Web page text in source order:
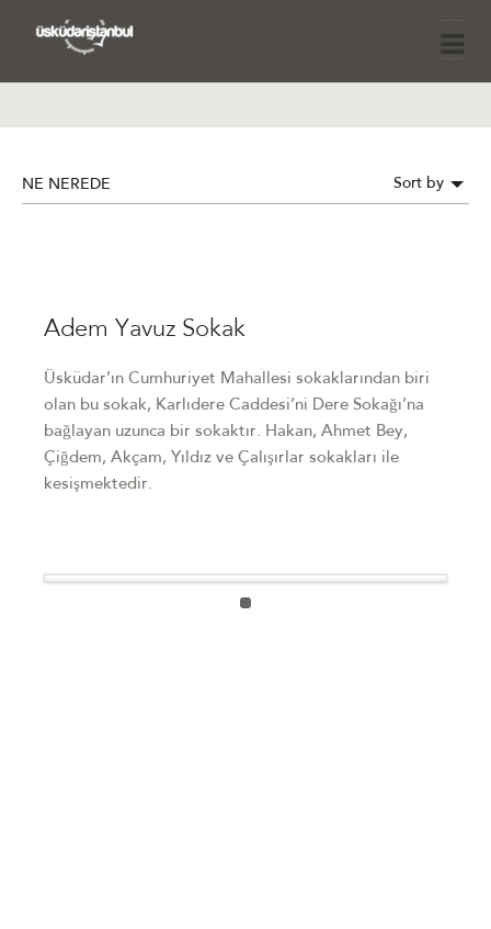
NE NEREDE Sort by
Adem Yavuz Sokak
Üsküdar’ın Cumhuriyet Mahallesi sokaklarından biri
olan bu sokak, Karlıdere Caddesi’ni Dere Sokağı’na
bağlayan uzunca bir sokaktır. Hakan, Ahmet Bey,
Çiğdem, Akçam, Yıldız ve Çalışırlar sokakları ile
kesişmektedir.